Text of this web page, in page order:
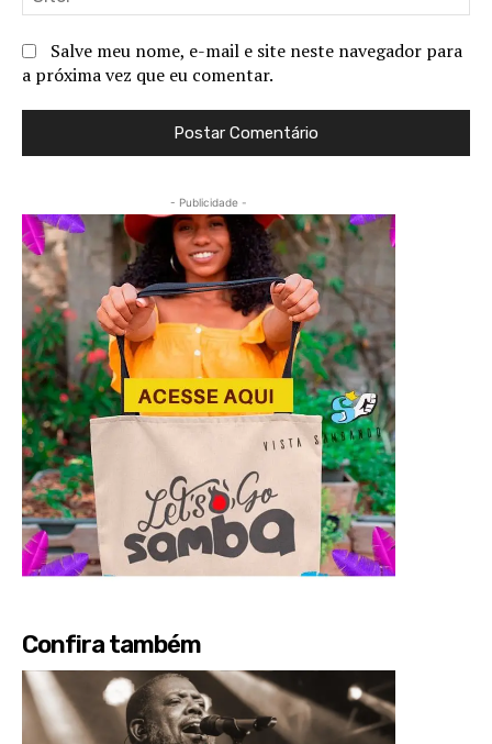
Salve meu nome, e-mail e site neste navegador para
a próxima vez que eu comentar.
- Publicidade -
Confira também